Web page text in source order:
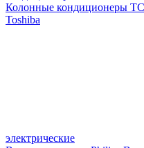
Колонные кондиционеры
Toshiba
электрические